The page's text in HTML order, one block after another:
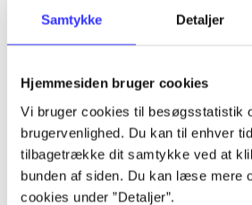
Samtykke Detaljer
Hjemmesiden bruger cookies
Vi bruger cookies til besøgsstatistik
brugervenlighed. Du kan til enhver
tilbagetrække dit samtykke ved at
bunden af siden. Du kan læse mere
cookies under ”Detaljer”.
Artikler
...
...